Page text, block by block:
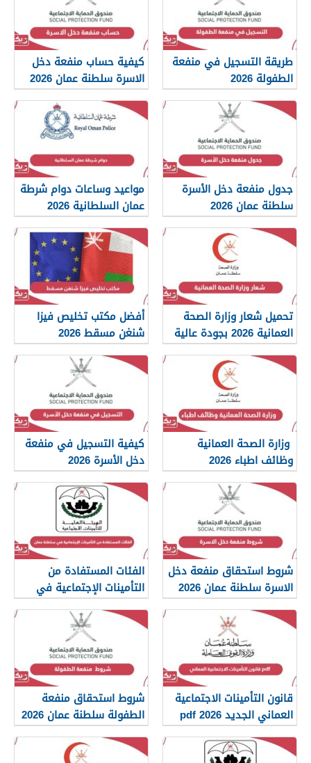
طريقة التسجيل في منفعة
الطفولة 2026
كيفية حساب منفعة دخل
الاسرة سلطنة عمان 2026
جدول منفعة دخل الأسرة
سلطنة عمان 2026
مواعيد وساعات دوام شرطة
عمان السلطانية 2026
تحميل شعار وزارة الصحة
العمانية 2026 بجودة عالية
png
أفضل مكتب تخليص فيزا
شنغن مسقط 2026
وزارة الصحة العمانية
وظائف اطباء 2026
كيفية التسجيل في منفعة
دخل الأسرة 2026
شروط استحقاق منفعة دخل
الاسرة سلطنة عمان 2026
الفئات المستفادة من
التأمينات الإجتماعية في
سلطنة عمان 2026
قانون التأمينات الاجتماعية
العماني الجديد 2026 pdf
شروط استحقاق منفعة
الطفولة سلطنة عمان 2026